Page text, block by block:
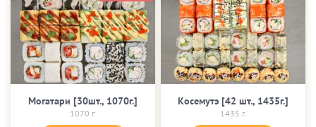
Могатари [30шт., 1070г.]
1070 г.
Косемутэ [42 шт., 1435г.]
1435 г.